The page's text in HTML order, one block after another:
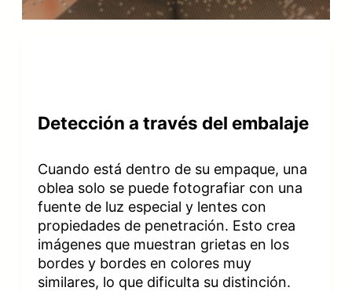
Detección a través del embalaje
Cuando está dentro de su empaque, una
oblea solo se puede fotografiar con una
fuente de luz especial y lentes con
propiedades de penetración. Esto crea
imágenes que muestran grietas en los
bordes y bordes en colores muy
similares, lo que dificulta su distinción.